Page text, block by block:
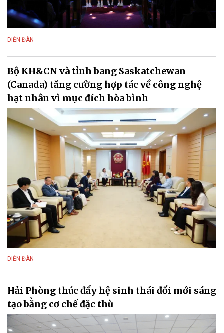
DIỄN ĐÀN
Bộ KH&CN và tỉnh bang Saskatchewan
(Canada) tăng cường hợp tác về công nghệ
hạt nhân vì mục đích hòa bình
DIỄN ĐÀN
Hải Phòng thúc đẩy hệ sinh thái đổi mới sáng
tạo bằng cơ chế đặc thù